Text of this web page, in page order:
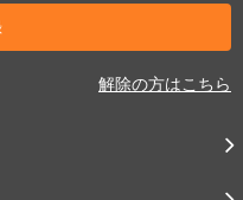
解除の方はこちら